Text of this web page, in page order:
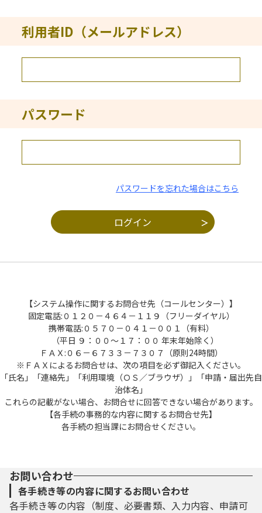
利用者ID（メールアドレス）
パスワード
パスワードを忘れた場合はこちら
【システム操作に関するお問合せ先（コールセンター）】
固定電話:０１２０－４６４－１１９（フリーダイヤル）
携帯電話:０５７０－０４１－００１（有料）
（平日 ９：００～１７：００ 年末年始除く）
ＦＡＸ:０６－６７３３－７３０７（原則24時間）
※ＦＡＸによるお問合せは、次の項目を必ず御記入ください。
「氏名」「連絡先」「利用環境（ＯＳ／ブラウザ）」「申請・届出先自
治体名」
これらの記載がない場合、お問合せに回答できない場合があります。
【各手続の事務的な内容に関するお問合せ先】
各手続の担当課にお問合せください。
お問い合わせ
各手続き等の内容に関するお問い合わせ
各手続き等の内容（制度、必要書類、入力内容、申請可